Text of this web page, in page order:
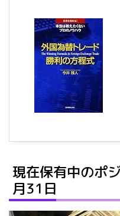
現在保有中の
月31日